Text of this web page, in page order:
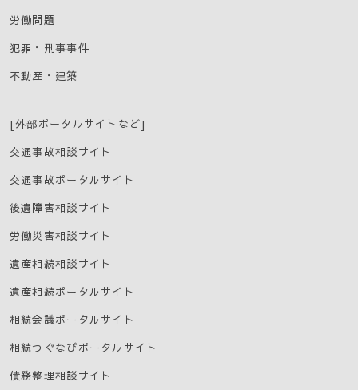
労働問題
犯罪・刑事事件
不動産・建築
[外部ポータルサイトなど]
交通事故相談サイト
交通事故ポータルサイト
後遺障害相談サイト
労働災害相談サイト
遺産相続相談サイト
遺産相続ポータルサイト
相続会議ポータルサイト
相続つぐなびポータルサイト
債務整理相談サイト